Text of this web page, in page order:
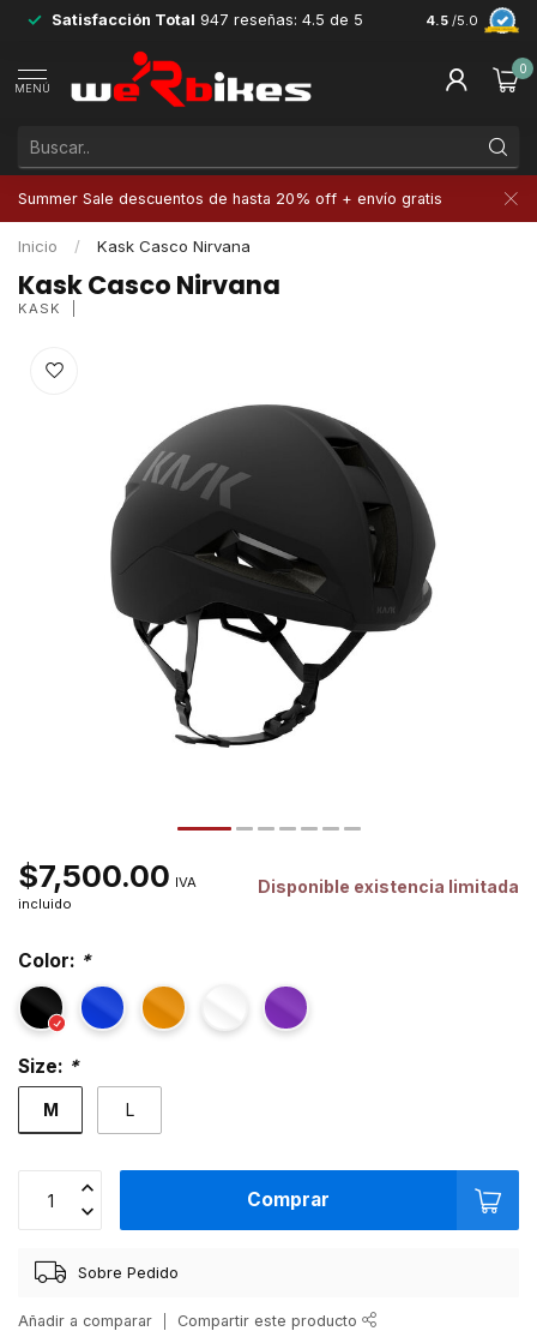
Satisfacción Total 947 reseñas: 4.5 de 5 4.5 /5.0
MENÚ
0
Summer Sale descuentos de hasta 20% off + envío gratis
Inicio / Kask Casco Nirvana
Kask Casco Nirvana
KASK
$7,500.00 IVA
incluido
Disponible existencia limitada
Color: *
Size: *
M L
Comprar
Sobre Pedido
Añadir a comparar Compartir este producto